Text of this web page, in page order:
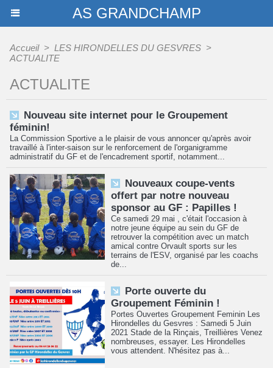
AS GRANDCHAMP
Accueil > LES HIRONDELLES DU GESVRES >
ACTUALITE
ACTUALITE
Nouveau site internet pour le Groupement
féminin!
La Commission Sportive a le plaisir de vous annoncer qu'après avoir
travaillé à l'inter-saison sur le renforcement de l'organigramme
administratif du GF et de l'encadrement sportif, notamment...
Nouveaux coupe-vents
offert par notre nouveau
sponsor au GF : Papilles !
Ce samedi 29 mai , c'était l'occasion à
notre jeune équipe au sein du GF de
retrouver la compétition avec un match
amical contre Orvault sports sur les
terrains de l'ESV, organisé par les coachs
de...
Porte ouverte du
Groupement Féminin !
Portes Ouvertes Groupement Feminin Les
Hirondelles du Gesvres : Samedi 5 Juin
2021 Stade de la Rinçais, Treillières Venez
nombreuses, essayer. Les Hirondelles
vous attendent. N'hésitez pas à...